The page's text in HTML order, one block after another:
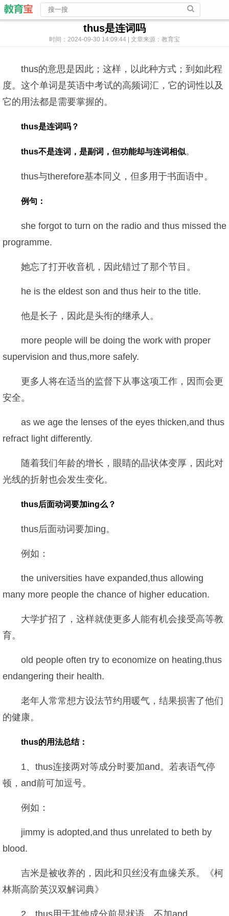
thus是连词吗
时间：2024-09-30 14:09:44 | 文章来源：教育宝
thus的意思是因此；这样，以此种方式；到如此程
度。这个单词是英语中考试的高频词汇，它的词性以及
它的用法都是需要掌握的。
thus是连词吗？
thus不是连词，是副词，但功能却与连词相似。
thus与therefore基本同义，但多用于书面语中。
例句：
she forgot to turn on the radio and thus missed the
programme.
她忘了打开收音机，因此错过了那个节目。
he is the eldest son and thus heir to the title.
他是长子，因此是头衔的继承人。
more people will be doing the work with proper
supervision and thus,more safely.
更多人将在适当的监督下从事这项工作，因而会更
安全。
as we age the lenses of the eyes thicken,and thus
refract light differently.
随着我们年龄的增长，眼睛的晶状体变厚，因此对
光线的折射也会发生变化。
thus后面动词要加ing么？
thus后面动词要加ing。
例如：
the universities have expanded,thus allowing
many more people the chance of higher education.
大学扩招了，这样就使更多人能有机会接受高等教
育。
old people often try to economize on heating,thus
endangering their health.
老年人常常想方设法节约用暖气，结果损害了他们
的健康。
thus的用法总结：
1、thus连接两对等成分时要加and。若表语气停
顿，and前可加逗号。
例如：
jimmy is adopted,and thus unrelated to beth by
blood.
吉米是被收养的，因此和贝丝没有血缘关系。《柯
林斯高阶英汉双解词典》
2、thus用于其他成分前是状语，不加and。